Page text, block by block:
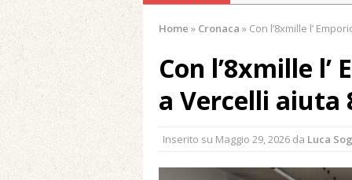
Agosto 7, 2026 in
provvisoria»
Agosto 7, 2026 in
Home » Cronaca » Con l’8xmille l’
Con l’8xmille
a Vercelli aiuta
Inserito su Maggio 29, 2026 da Luca